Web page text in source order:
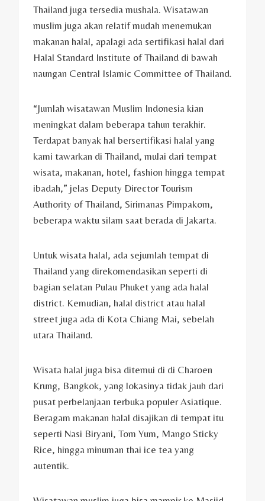
Thailand juga tersedia mushala. Wisatawan
muslim juga akan relatif mudah menemukan
makanan halal, apalagi ada sertifikasi halal dari
Halal Standard Institute of Thailand di bawah
naungan Central Islamic Committee of Thailand.
“Jumlah wisatawan Muslim Indonesia kian
meningkat dalam beberapa tahun terakhir.
Terdapat banyak hal bersertifikasi halal yang
kami tawarkan di Thailand, mulai dari tempat
wisata, makanan, hotel, fashion hingga tempat
ibadah,” jelas Deputy Director Tourism
Authority of Thailand, Sirimanas Pimpakom,
beberapa waktu silam saat berada di Jakarta.
Untuk wisata halal, ada sejumlah tempat di
Thailand yang direkomendasikan seperti di
bagian selatan Pulau Phuket yang ada halal
district. Kemudian, halal district atau halal
street juga ada di Kota Chiang Mai, sebelah
utara Thailand.
Wisata halal juga bisa ditemui di di Charoen
Krung, Bangkok, yang lokasinya tidak jauh dari
pusat perbelanjaan terbuka populer Asiatique.
Beragam makanan halal disajikan di tempat itu
seperti Nasi Biryani, Tom Yum, Mango Sticky
Rice, hingga minuman thai ice tea yang
autentik.